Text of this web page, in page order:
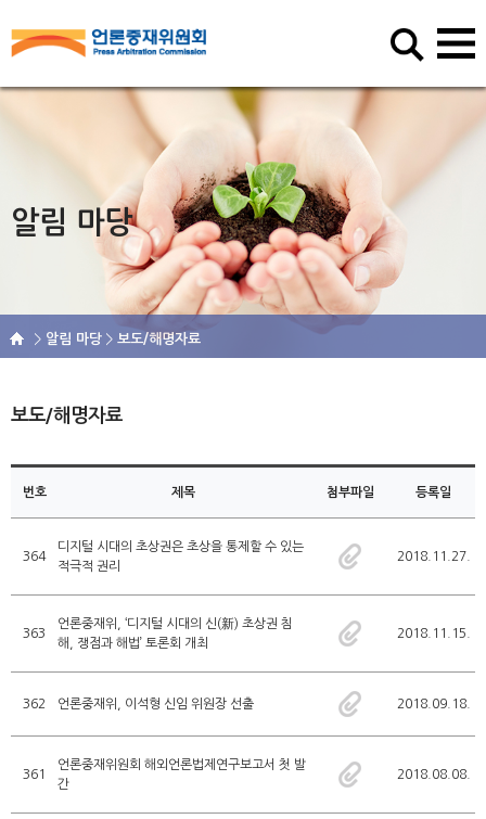
알림 마당
알림 마당 보도/해명자료
보도/해명자료
번호 제목 첨부파일 등록일
364
디지털 시대의 초상권은 초상을 통제할 수 있는
적극적 권리
2018.11.27.
363
언론중재위, ‘디지털 시대의 신(新) 초상권 침
해, 쟁점과 해법’ 토론회 개최
2018.11.15.
362 언론중재위, 이석형 신임 위원장 선출 2018.09.18.
361
언론중재위원회 해외언론법제연구보고서 첫 발
간
2018.08.08.